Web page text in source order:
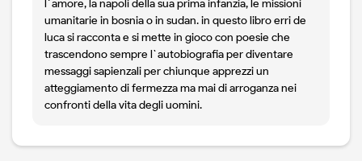
l`amore, la napoli della sua prima infanzia, le missioni
umanitarie in bosnia o in sudan. in questo libro erri de
luca si racconta e si mette in gioco con poesie che
trascendono sempre l`autobiografia per diventare
messaggi sapienzali per chiunque apprezzi un
atteggiamento di fermezza ma mai di arroganza nei
confronti della vita degli uomini.